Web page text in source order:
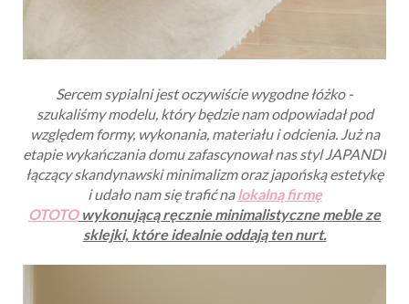
Sercem sypialni jest oczywiście wygodne łóżko -
szukaliśmy modelu, który będzie nam odpowiadał pod
względem formy, wykonania, materiału i odcienia. Już na
etapie wykańczania domu zafascynował nas styl JAPANDI
łączący skandynawski minimalizm oraz japońską estetykę
i udało nam się trafić na lokalną firmę
OTOTOwykonującą ręcznie minimalistyczne meble ze
sklejki, które idealnie oddają ten nurt.